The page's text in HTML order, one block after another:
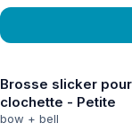
Brosse slicker
clochette - Petite
bow + bell